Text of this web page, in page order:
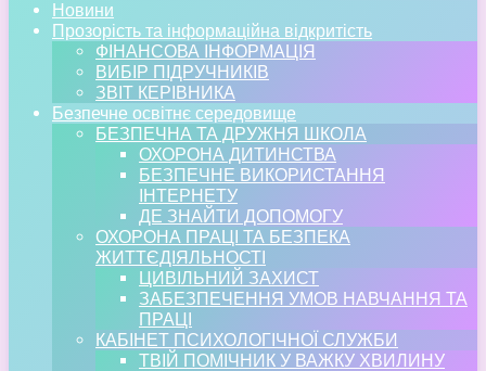
Новини
Прозорість та інформаційна відкритість
ФІНАНСОВА ІНФОРМАЦІЯ
ВИБІР ПІДРУЧНИКІВ
ЗВІТ КЕРІВНИКА
Безпечне освітнє середовище
БЕЗПЕЧНА ТА ДРУЖНЯ ШКОЛА
ОХОРОНА ДИТИНСТВА
БЕЗПЕЧНЕ ВИКОРИСТАННЯ
ІНТЕРНЕТУ
ДЕ ЗНАЙТИ ДОПОМОГУ
ОХОРОНА ПРАЦІ ТА БЕЗПЕКА
ЖИТТЄДІЯЛЬНОСТІ
ЦИВІЛЬНИЙ ЗАХИСТ
ЗАБЕЗПЕЧЕННЯ УМОВ НАВЧАННЯ ТА
ПРАЦІ
КАБІНЕТ ПСИХОЛОГІЧНОЇ СЛУЖБИ
ТВІЙ ПОМІЧНИК У ВАЖКУ ХВИЛИНУ